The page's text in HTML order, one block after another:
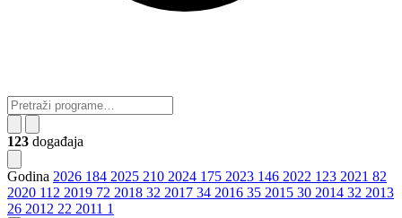
123 događaja
Godina 2026 184 2025 210 2024 175 2023 146 2022 123 2021 82
2020 112 2019 72 2018 32 2017 34 2016 35 2015 30 2014 32 2013
26 2012 22 2011 1